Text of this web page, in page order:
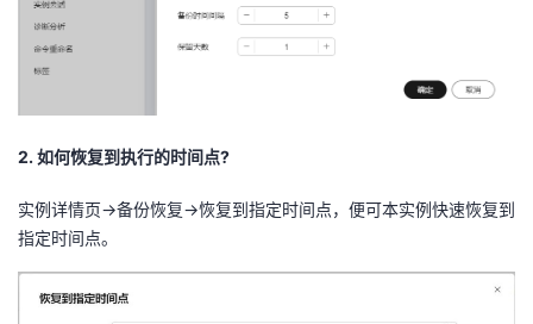
2. 如何恢复到执行的时间点?
实例详情页->备份恢复->恢复到指定时间点，便可本实例快速恢复到
指定时间点。